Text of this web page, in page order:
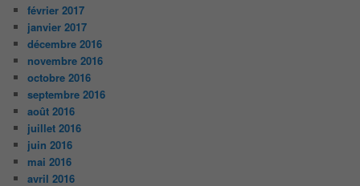
février 2017
janvier 2017
décembre 2016
novembre 2016
octobre 2016
septembre 2016
août 2016
juillet 2016
juin 2016
mai 2016
avril 2016